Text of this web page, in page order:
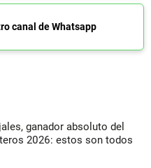
canal de Whatsapp
ganador absoluto del
2026: estos son todos